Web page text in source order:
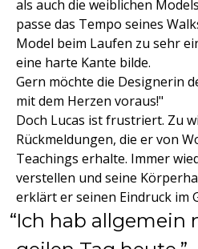
als auch die weiblichen
passe das Tempo seines
Model beim Laufen zu sehr
eine harte Kante bilde.
Gern möchte die Designerin
mit dem Herzen voraus!"
Doch Lucas ist frustriert. Zu
Rückmeldungen, die er von
Teachings erhalte. Immer
verstellen und seine
erklärt er seinen Eindruck im
Ich hab allgemein